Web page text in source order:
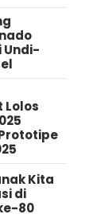
Undi-
Lolos
Kita
di
80